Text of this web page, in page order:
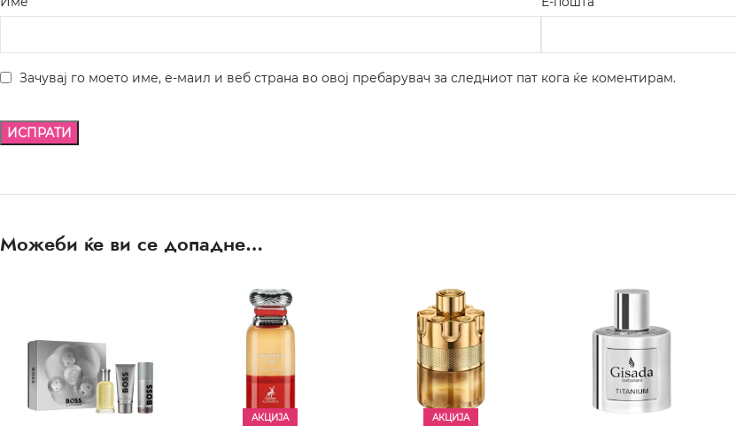
Зачувај го моето име, е-маил и веб страна во овој пребарувач за следниот пат кога ќе коментирам.
Можеби ќе ви се допадне…
АКЦИЈА АКЦИЈА